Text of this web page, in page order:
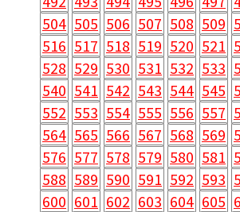
504 505 506 507 508 509
516 517 518 519 520 521
528 529 530 531 532 533
540 541 542 543 544 545
552 553 554 555 556 557
564 565 566 567 568 569
576 577 578 579 580 581
588 589 590 591 592 593
600 601 602 603 604 605